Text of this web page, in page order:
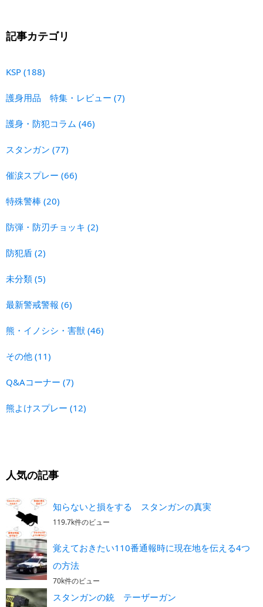
記事カテゴリ
KSP (188)
護身用品 特集・レビュー (7)
護身・防犯コラム (46)
スタンガン (77)
催涙スプレー (66)
特殊警棒 (20)
防弾・防刃チョッキ (2)
防犯盾 (2)
未分類 (5)
最新警戒警報 (6)
熊・イノシシ・害獣 (46)
その他 (11)
Q&Aコーナー (7)
熊よけスプレー (12)
人気の記事
知らないと損をする スタンガンの真実
119.7k件のビュー
覚えておきたい110番通報時に現在地を伝える4つ
の方法
70k件のビュー
スタンガンの銃 テーザーガン